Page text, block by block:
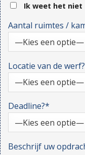
Ik weet het niet
Aantal ruimtes /
Locatie van de
Deadline?*
Beschrijf uw